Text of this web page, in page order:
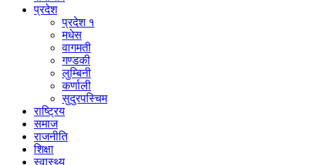
प्रदेश
प्रदेश १
मधेस
वागमती
गण्डकी
लुम्बिनी
कर्णाली
सुदुरपस्चिम
राष्ट्रिय
समाज
राजनीति
शिक्षा
स्वास्थ्य